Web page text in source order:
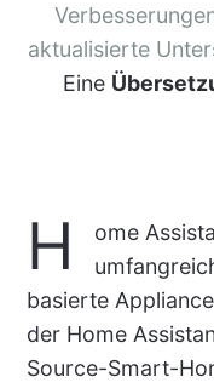
aktualisierte
Eine
H
ome
basierte
der Home
Source-Smart-